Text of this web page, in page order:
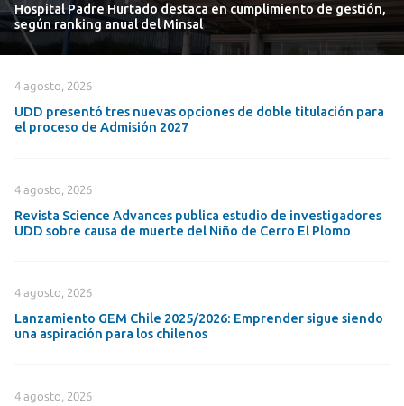
Hospital Padre Hurtado destaca en cumplimiento de gestión,
según ranking anual del Minsal
4 agosto, 2026
UDD presentó tres nuevas opciones de doble titulación para
el proceso de Admisión 2027
4 agosto, 2026
Revista Science Advances publica estudio de investigadores
UDD sobre causa de muerte del Niño de Cerro El Plomo
4 agosto, 2026
Lanzamiento GEM Chile 2025/2026: Emprender sigue siendo
una aspiración para los chilenos
4 agosto, 2026